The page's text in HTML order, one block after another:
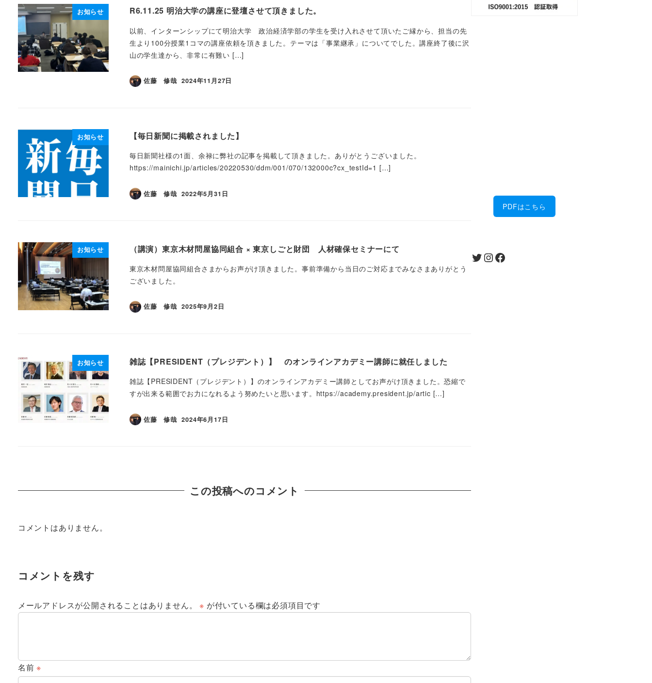
お知らせ R6.11.25 明治大学の講座に登壇させて頂きました。
以前、インターンシップにて明治大学 政治経済学部の学生を受け入れさせて頂いたご縁から、担当の先
生より100分授業1コマの講座依頼を頂きました。テーマは「事業継承」についてでした。講座終了後に沢
山の学生達から、非常に有難い […]
佐藤 修哉
投稿日
2024年11月27日
お知らせ 【毎日新聞に掲載されました】
毎日新聞社様の1面、余禄に弊社の記事を掲載して頂きました。ありがとうございました。
https://mainichi.jp/articles/20220530/ddm/001/070/132000c?cx_testId=1 […]
佐藤 修哉
投稿日
2022年5月31日
お知らせ （講演）東京木材問屋協同組合 × 東京しごと財団 人材確保セミナーにて
東京木材問屋協同組合さまからお声がけ頂きました。事前準備から当日のご対応までみなさまありがとう
ございました。
佐藤 修哉
投稿日
2025年9月2日
お知らせ 雑誌【PRESIDENT（プレジデント）】 のオンラインアカデミー講師に就任しました
雑誌【PRESIDENT（プレジデント）】のオンラインアカデミー講師としてお声がけ頂きました。恐縮で
すが出来る範囲でお力になれるよう努めたいと思います。https://academy.president.jp/artic […]
佐藤 修哉
投稿日
2024年6月17日
この投稿へのコメント
コメントはありません。
コメントを残す
メールアドレスが公開されることはありません。 ※ が付いている欄は必須項目です
名前※
PDFはこちら
Twitter InstagramFacebook